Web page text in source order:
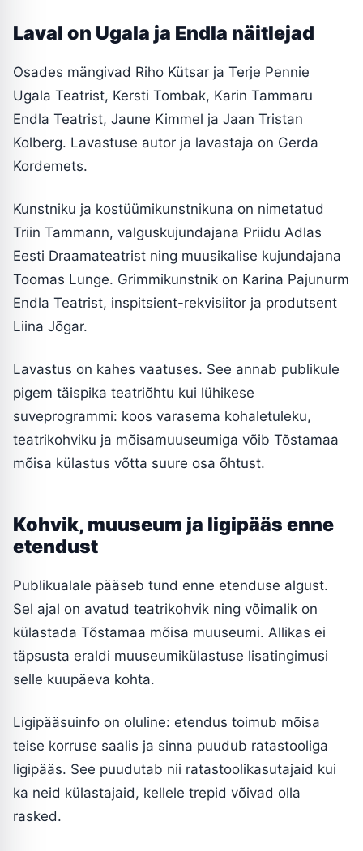
Laval on Ugala ja Endla näitlejad
Osades mängivad Riho Kütsar ja Terje Pennie
Ugala Teatrist, Kersti Tombak, Karin Tammaru
Endla Teatrist, Jaune Kimmel ja Jaan Tristan
Kolberg. Lavastuse autor ja lavastaja on Gerda
Kordemets.
Kunstniku ja kostüümikunstnikuna on nimetatud
Triin Tammann, valguskujundajana Priidu Adlas
Eesti Draamateatrist ning muusikalise kujundajana
Toomas Lunge. Grimmikunstnik on Karina Pajunurm
Endla Teatrist, inspitsient-rekvisiitor ja produtsent
Liina Jõgar.
Lavastus on kahes vaatuses. See annab publikule
pigem täispika teatriõhtu kui lühikese
suveprogrammi: koos varasema kohaletuleku,
teatrikohviku ja mõisamuuseumiga võib Tõstamaa
mõisa külastus võtta suure osa õhtust.
Kohvik, muuseum ja ligipääs enne
etendust
Publikualale pääseb tund enne etenduse algust.
Sel ajal on avatud teatrikohvik ning võimalik on
külastada Tõstamaa mõisa muuseumi. Allikas ei
täpsusta eraldi muuseumikülastuse lisatingimusi
selle kuupäeva kohta.
Ligipääsuinfo on oluline: etendus toimub mõisa
teise korruse saalis ja sinna puudub ratastooliga
ligipääs. See puudutab nii ratastoolikasutajaid kui
ka neid külastajaid, kellele trepid võivad olla
rasked.